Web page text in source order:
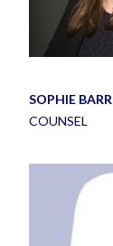
SOPHIE
COUNSEL